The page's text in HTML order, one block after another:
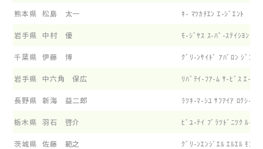
熊本県 松島 太一 ｷ- ﾏﾂｶﾁｴﾝ ｴ-ｼﾞｴﾝﾄ
岩手県 中村 優 ﾓ-ｼﾞﾔｽ ｽ-ﾊﾟ-ｽﾃｲｼﾖﾝ ﾅﾘ
千葉県 伊藤 博 ｸﾞﾘ-ﾝｻｲﾄﾞ ｱﾊﾞﾛﾝ ｼﾞﾝｸ
岩手県 中六角 保広 ﾘﾊﾞﾃｲ-ﾌｱ-ﾑ ｻ-ﾋﾞｽ ｴ-ｽ ｲ
長野県 新海 益二郎 ﾗﾂｷ-ﾏ-ｼﾕ ｻﾌｱｲｱ ﾛｸｼ-
栃木県 羽石 啓介 ﾋﾞﾕ-ﾃｲ ﾌﾞﾗﾂﾄﾞﾆﾂｸ ﾙ-ｽ
茨城県 佐藤 範之 ｸﾞﾘ-ﾝｴﾝｼﾞｴﾙ ｴﾙｴﾙ ﾓﾝﾄﾛ